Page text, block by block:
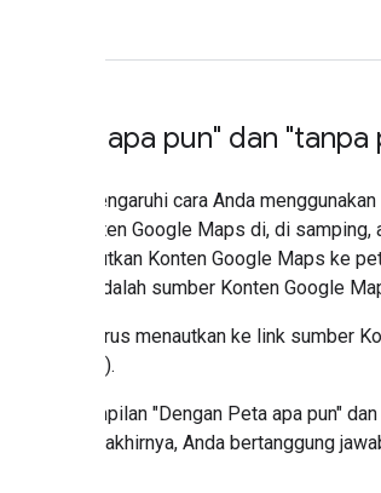
Peta apa pun" dan "tanpa
EEA memengaruhi cara Anda
Konten Google Maps di, di
atau menautkan Konten Google Maps ke
ditautkan adalah sumber Konten Google
dapat terus menautkan ke link sumber
Places API).
ilustrasi tampilan "Dengan Peta apa pun"
Pada akhirnya, Anda bertanggung